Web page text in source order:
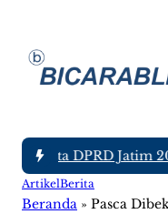
DPRD Jatim
ArtikelBerita
Beranda » Pasca